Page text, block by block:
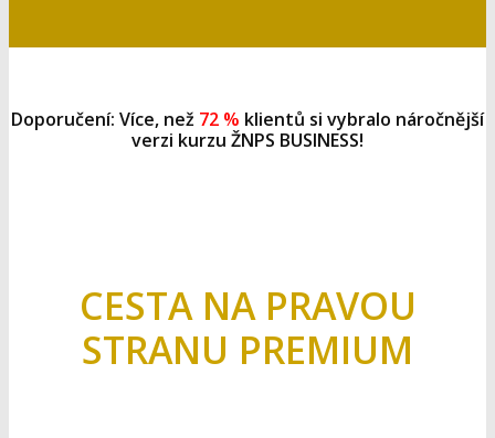
Doporučení: Více, než 72 % klientů si vybralo náročnější
verzi kurzu ŽNPS BUSINESS!
CESTA NA PRAVOU
STRANU PREMIUM